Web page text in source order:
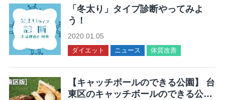
「冬太り」タイプ診断やってみよ
う！
2020.01.05
ダイエット ニュース 体質改善
【キャッチボールのできる公園】 台
東区のキャッチボールのできる公園